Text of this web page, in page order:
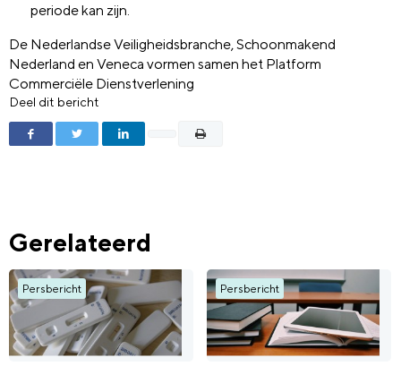
periode kan zijn.
De Nederlandse Veiligheidsbranche, Schoonmakend
Nederland en Veneca vormen samen het Platform
Commerciële Dienstverlening
Deel dit bericht
Gerelateerd
Persbericht Persbericht